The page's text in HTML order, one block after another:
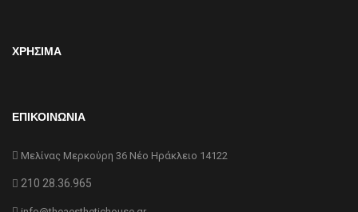
ΧΡΗΣΙΜΑ
ΕΠΙΚΟΙΝΩΝΙΑ
Μελίνας Μερκούρη 36 Νέο Ηράκλειο 14122
210 28.36.965